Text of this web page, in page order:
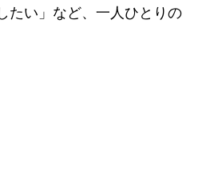
たい」など、一人ひとりの